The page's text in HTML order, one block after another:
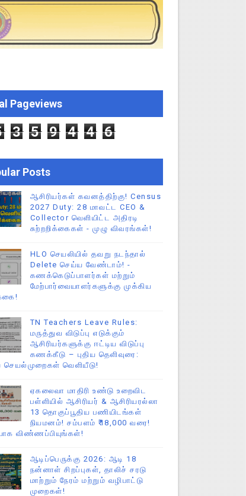
முக்கிய அறிவிப்பு!
முறை!
Pageviews
3 5 9 4 4 6
Posts
ஆசிரியர்கள் கவனத்திற்கு! Census
2027 Duty: 28 மாவட்ட CEO &
Collector வெளியிட்ட அதிரடி
சுற்றறிக்கைகள் - முழு விவரங்கள்!
HLO செயலியில் தவறு நடந்தால்
Delete செய்ய வேண்டாம்! -
கணக்கெடுப்பாளர்கள் மற்றும்
மேற்பார்வையாளர்களுக்கு முக்கிய
TN Teachers Leave Rules:
மருத்துவ விடுப்பு எடுக்கும்
ஆசிரியர்களுக்கு ஈட்டிய விடுப்பு
கணக்கீடு – புதிய தெளிவுரை:
செயல்முறைகள் வெளியீடு!
ஏகலைவா மாதிரி உண்டு உறைவிட
பள்ளியில் ஆசிரியர் & ஆசிரியரல்லா
13 தொகுப்பூதிய பணியிடங்கள்
நியமனம்! சம்பளம் ₹18,000 வரை!
விண்ணப்பியுங்கள்!
ஆடிப்பெருக்கு 2026: ஆடி 18
நன்னாள் சிறப்புகள், தாலிச் சரடு
மாற்றும் நேரம் மற்றும் வழிபாட்டு
முறைகள்!